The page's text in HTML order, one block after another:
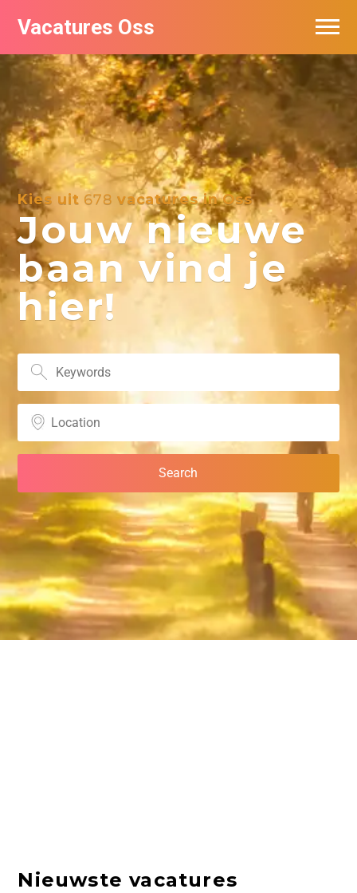
Vacatures Oss
Kies uit 678 vacatures in Oss
Jouw nieuwe
baan vind je
hier!
Nieuwste vacatures